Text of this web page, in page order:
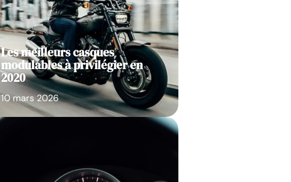
Les meilleurs casques
modulables à privilégier en
2020
10 mars 2026